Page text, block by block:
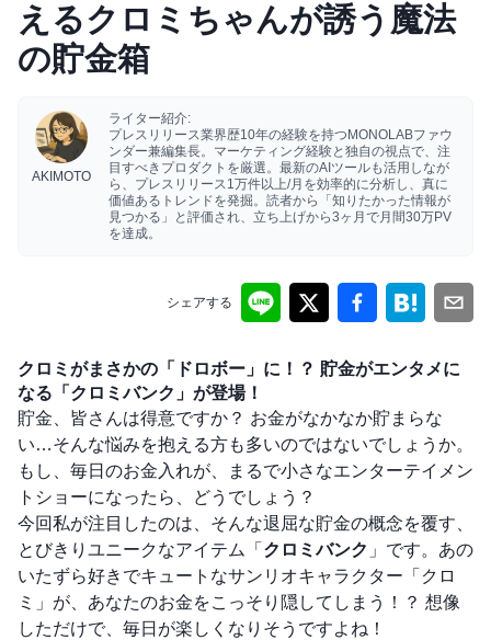
えるクロミちゃんが誘う魔法
の貯金箱
AKIMOTO
ライター紹介:
プレスリリース業界歴10年の経験を持つMONOLABファウ
ンダー兼編集長。マーケティング経験と独自の視点で、注
目すべきプロダクトを厳選。最新のAIツールも活用しなが
ら、プレスリリース1万件以上/月を効率的に分析し、真に
価値あるトレンドを発掘。読者から「知りたかった情報が
見つかる」と評価され、立ち上げから3ヶ月で月間30万PV
を達成。
シェアする
クロミがまさかの「ドロボー」に！？ 貯金がエンタメに
なる「クロミバンク」が登場！
貯金、皆さんは得意ですか？ お金がなかなか貯まらな
い…そんな悩みを抱える方も多いのではないでしょうか。
もし、毎日のお金入れが、まるで小さなエンターテイメン
トショーになったら、どうでしょう？
今回私が注目したのは、そんな退屈な貯金の概念を覆す、
とびきりユニークなアイテム「 クロミバンク 」です。あの
いたずら好きでキュートなサンリオキャラクター「クロ
ミ」が、あなたのお金をこっそり隠してしまう！？ 想像
しただけで、毎日が楽しくなりそうですよね！